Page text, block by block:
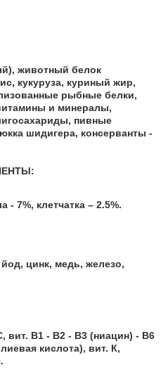
животный белок
кукуруза, куриный жир,
рыбные белки,
и минералы,
пивные
шидигера, консерванты -
- 7%, клетчатка – 2.5%.
цинк, медь, железо,
вит. B1 - B2 - B3 (ниацин) - B6
кислота), вит. К,